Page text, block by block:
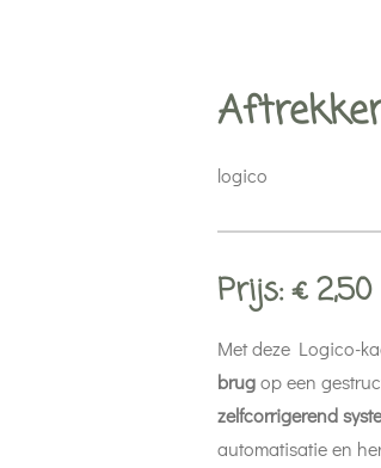
logico
Prijs: € 2,50
Met deze Logico-
brugop een
zelfcorrigerend
automatisatie en